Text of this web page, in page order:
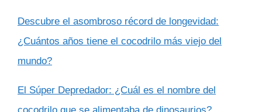
Descubre el asombroso récord de longevidad:
¿Cuántos años tiene el cocodrilo más viejo del
mundo?
El Súper Depredador: ¿Cuál es el nombre del